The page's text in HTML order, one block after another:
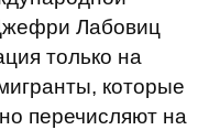
Лабовиц
только на
которые
перечисляют на